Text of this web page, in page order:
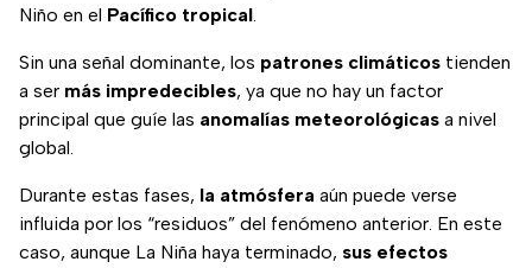
Niño en el Pacífico tropical.
Sin una señal dominante, los patrones climáticos tienden
a ser más impredecibles, ya que no hay un factor
principal que guíe las anomalías meteorológicas a nivel
global.
Durante estas fases, la atmósfera aún puede verse
influida por los “residuos” del fenómeno anterior. En este
caso, aunque La Niña haya terminado, sus efectos